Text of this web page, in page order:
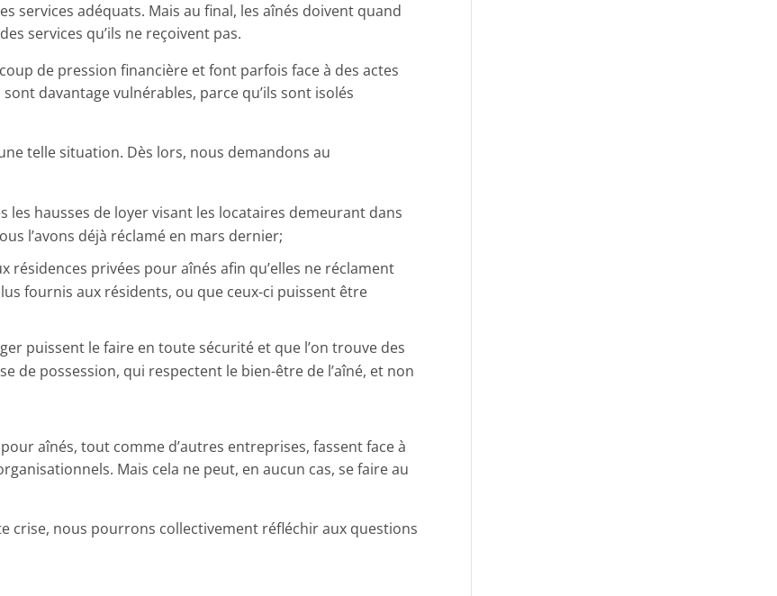
services adéquats. Mais au final, les aînés doivent quand
services qu’ils ne reçoivent pas.
de pression financière et font parfois face à des actes
davantage vulnérables, parce qu’ils sont isolés
telle situation. Dès lors, nous demandons au
hausses de loyer visant les locataires demeurant dans
l’avons déjà réclamé en mars dernier;
résidences privées pour aînés afin qu’elles ne réclament
fournis aux résidents, ou que ceux-ci puissent être
puissent le faire en toute sécurité et que l’on trouve des
de possession, qui respectent le bien-être de l’aîné, et non
aînés, tout comme d’autres entreprises, fassent face à
Mais cela ne peut, en aucun cas, se faire au
crise, nous pourrons collectivement réfléchir aux questions